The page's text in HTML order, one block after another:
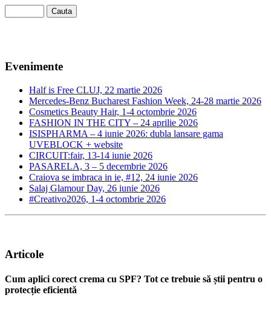
Evenimente
Half is Free CLUJ, 22 martie 2026
Mercedes-Benz Bucharest Fashion Week, 24-28 martie 2026
Cosmetics Beauty Hair, 1-4 octombrie 2026
FASHION IN THE CITY – 24 aprilie 2026
ISISPHARMA – 4 iunie 2026: dubla lansare gama
UVEBLOCK + website
CIRCUIT:fair, 13-14 iunie 2026
PASARELA, 3 – 5 decembrie 2026
Craiova se imbraca in ie, #12, 24 iunie 2026
Salaj Glamour Day, 26 iunie 2026
#Creativo2026, 1-4 octombrie 2026
Articole
Cum aplici corect crema cu SPF? Tot ce trebuie să știi pentru o
protecție eficientă